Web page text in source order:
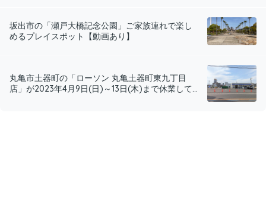
坂出市の「瀬戸大橋記念公園」ご家族連れで楽し
めるプレイスポット【動画あり】
丸亀市土器町の「ローソン 丸亀土器町東九丁目
店」が2023年4月9日(日)～13日(木)まで休業して...